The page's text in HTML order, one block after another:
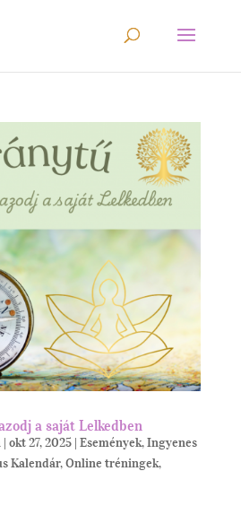
a saját Lelkedben
| okt 27, 2025| Események,Ingyenes
Kalendár,Online tréningek,